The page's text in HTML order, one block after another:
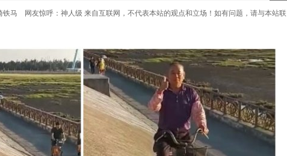
铁马 网友惊呼：神人级 来自互联网，不代表本站的观点和立场！如有问题，请与本站联